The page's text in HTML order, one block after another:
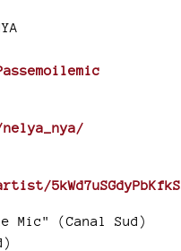
Mic" (Canal Sud)